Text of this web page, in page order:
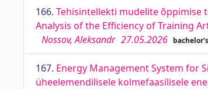
166. Tehisintellekti mudelite õppimise
Analysis of the Efficiency of Training
Nossov, Aleksandr 27.05.2026
167. Energy Management System for
üheelemendilisele kolmefaasilisele